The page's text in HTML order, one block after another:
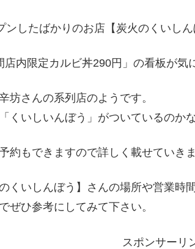
ンしたばかりのお店【炭火のくいしん
店内限定カルビ丼290円」の看板が気
坊さんの系列店のようです。
くいしいんぼう」がついているのかな
約もできますので詳しく載せていきま
くいしんぼう】さんの場所や営業時
ぜひ参考にしてみて下さい。
スポンサーリ